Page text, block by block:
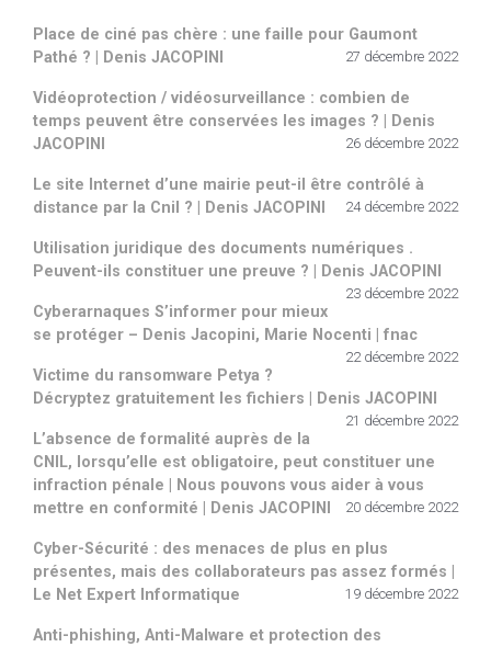
Place de ciné pas chère : une faille pour Gaumont
Pathé ? | Denis JACOPINI
27 décembre 2022
Vidéoprotection / vidéosurveillance : combien de
temps peuvent être conservées les images ? | Denis
JACOPINI
26 décembre 2022
Le site Internet d’une mairie peut-il être contrôlé à
distance par la Cnil ? | Denis JACOPINI
24 décembre 2022
Utilisation juridique des documents numériques .
Peuvent-ils constituer une preuve ? | Denis JACOPINI
23 décembre 2022
Cyberarnaques S’informer pour mieux
se protéger – Denis Jacopini, Marie Nocenti | fnac
22 décembre 2022
Victime du ransomware Petya ?
Décryptez gratuitement les fichiers | Denis JACOPINI
21 décembre 2022
L’absence de formalité auprès de la
CNIL, lorsqu’elle est obligatoire, peut constituer une
infraction pénale | Nous pouvons vous aider à vous
mettre en conformité | Denis JACOPINI
20 décembre 2022
Cyber-Sécurité : des menaces de plus en plus
présentes, mais des collaborateurs pas assez formés |
Le Net Expert Informatique
19 décembre 2022
Anti-phishing, Anti-Malware et protection des